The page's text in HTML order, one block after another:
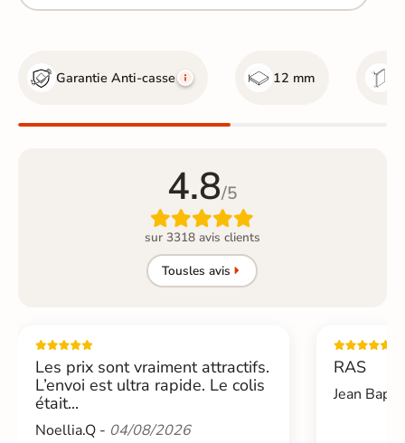
Garantie Anti-casse 12 mm
4.8/5

sur 3318 avis clients
Tousles avis
Les prix sont vraiment attractifs.
L’envoi est ultra rapide. Le colis
était...
Noellia.Q - 04/08/2026
RAS
Jean